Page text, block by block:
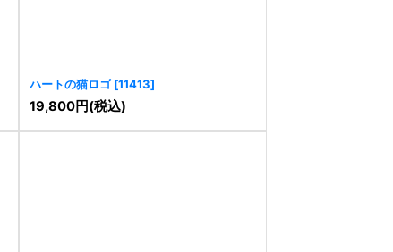
ハートの猫ロゴ [11413]
19,800円(税込)